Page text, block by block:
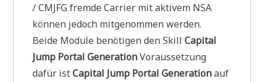
/ CMJFG fremde Carrier mit aktivem NSA
können jedoch mitgenommen werden.
Beide Module benötigen den SkillCapital
Jump Portal GenerationVoraussetzung
dafür istCapital Jump Portal Generationauf